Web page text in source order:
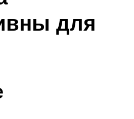
для